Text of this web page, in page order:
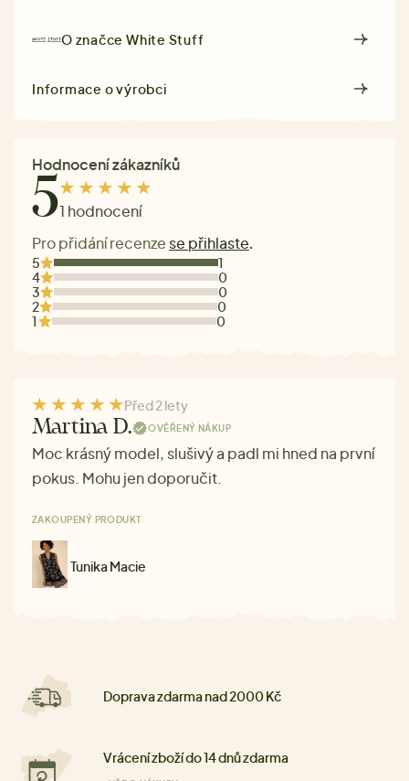
O značceWhite Stuff
Informace o výrobci
Hodnocení zákazníků
51 hodnocení
Pro přidání recenze se přihlaste.
5
1
4
0
3
0
2
0
1
0
Před 2 lety
Martina D. OVĚŘENÝ NÁKUP
Moc krásný model, slušivý a padl mi hned na první
pokus. Mohu jen doporučit.
ZAKOUPENÝ PRODUKT
Tunika Macie
Doprava zdarma nad 2000 Kč
Vrácení zboží do 14 dnů zdarma